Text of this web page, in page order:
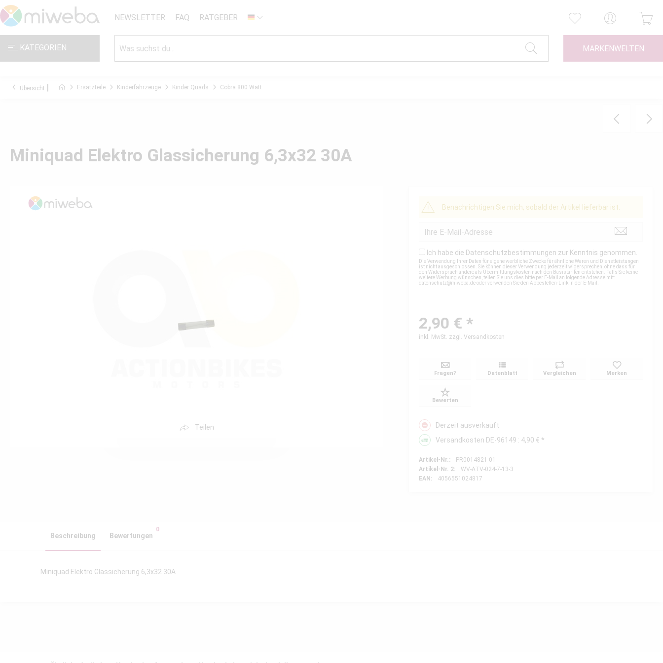
NEWSLETTER FAQ RATGEBER DE
KATEGORIEN MARKENWELTEN
Übersicht Ersatzteile Kinderfahrzeuge Kinder Quads Cobra 800 Watt
Miniquad Elektro Glassicherung 6,3x32 30A
Teilen
Benachrichtigen Sie mich, sobald der Artikel lieferbar ist.
Ich habe die Datenschutzbestimmungen zur Kenntnis genommen.
Die Verwendung Ihrer Daten für eigene werbliche Zwecke für ähnliche Waren und Dienstleistungen
ist nicht ausgeschlossen. Sie können dieser Verwendung jederzeit widersprechen, ohne dass für
den Widerspruch andere als Übermittlungskosten nach den Basistarifen entstehen. Falls Sie keine
weitere Werbung wünschen, teilen Sie uns dies bitte per E-Mail an folgende Adresse mit:
datenschutz@miweba.deoder verwenden Sie den Abbestellen-Link in der E-Mail.
2,90 € *
inkl. MwSt. zzgl. Versandkosten
Fragen? Datenblatt Vergleichen Merken
Bewerten
Derzeit ausverkauft
Versandkosten DE-96149 : 4,90 € *
Artikel-Nr.:
PR0014821-01
Artikel-Nr. 2:
WV-ATV-024-7-13-3
EAN:
4056551024817
Beschreibung Bewertungen
0
Miniquad Elektro Glassicherung 6,3x32 30A